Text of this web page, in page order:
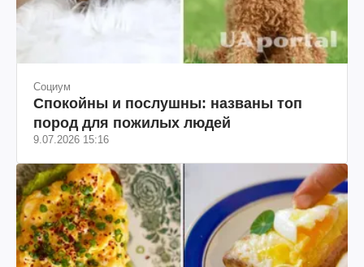
Социум
Спокойны и послушны: названы топ
пород для пожилых людей
9.07.2026 15:16